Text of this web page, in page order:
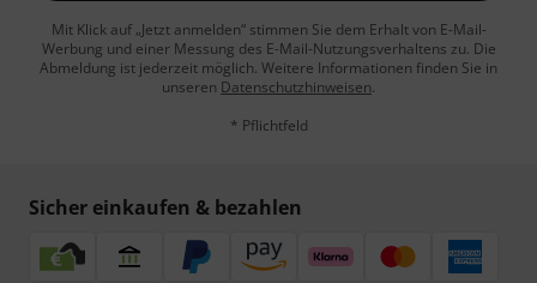
Mit Klick auf „Jetzt anmelden“ stimmen Sie dem Erhalt von E-Mail-
Werbung und einer Messung des E-Mail-Nutzungsverhaltens zu. Die
Abmeldung ist jederzeit möglich. Weitere Informationen finden Sie in
unseren Datenschutzhinweisen.
* Pflichtfeld
Sicher einkaufen & bezahlen